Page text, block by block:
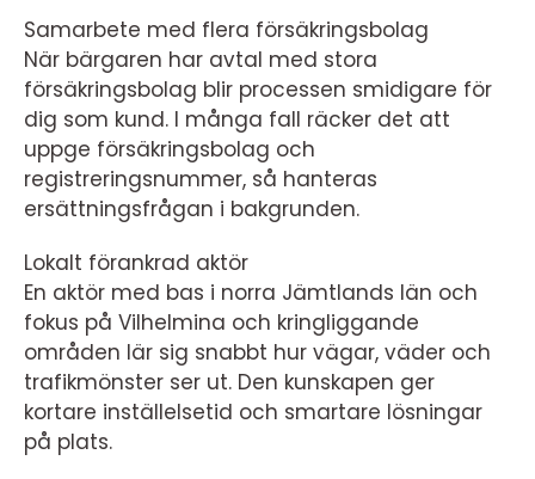
Samarbete med flera försäkringsbolag
När bärgaren har avtal med stora
försäkringsbolag blir processen smidigare för
dig som kund. I många fall räcker det att
uppge försäkringsbolag och
registreringsnummer, så hanteras
ersättningsfrågan i bakgrunden.
Lokalt förankrad aktör
En aktör med bas i norra Jämtlands län och
fokus på Vilhelmina och kringliggande
områden lär sig snabbt hur vägar, väder och
trafikmönster ser ut. Den kunskapen ger
kortare inställelsetid och smartare lösningar
på plats.